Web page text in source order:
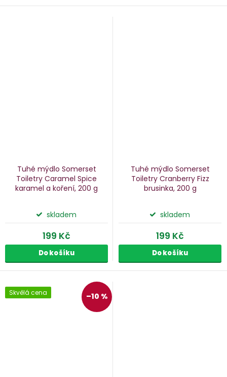
Tuhé mýdlo Somerset
Toiletry Caramel Spice
karamel a koření, 200 g
skladem
199 Kč
Do košíku
Tuhé mýdlo Somerset
Toiletry Cranberry Fizz
brusinka, 200 g
skladem
199 Kč
Do košíku
Skvělá cena –10 %